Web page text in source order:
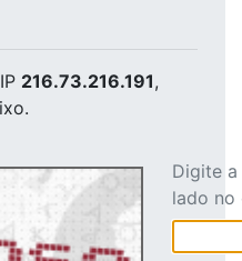
216.73.216.191,
Digite
lado no